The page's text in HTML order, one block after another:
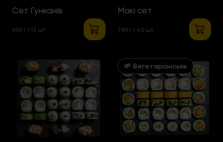
Сет Гунканів
600 г | 12 шт
Макі сет
790 г | 40 шт
🌱 Вегетаріанське